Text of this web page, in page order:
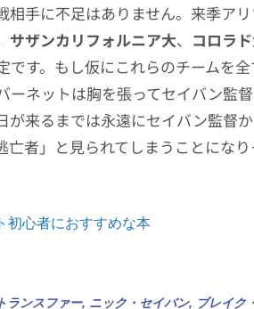
相手に不足はありません。来季ア
サザンカリフォルニア大、 コロラ
です。もし仮にこれらのチームを
ーネットは胸を張ってセイバン監
が来るまでは永遠にセイバン監督
者」と見られてしまうことになり
初心者におすすめな本
トランスファー, ニック・セイバン, ブレイク